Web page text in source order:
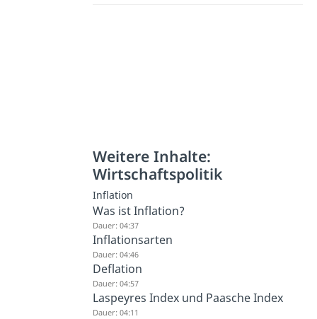
Weitere Inhalte:
Wirtschaftspolitik
Inflation
Was ist Inflation?
Dauer: 04:37
Inflationsarten
Dauer: 04:46
Deflation
Dauer: 04:57
Laspeyres Index und Paasche Index
Dauer: 04:11